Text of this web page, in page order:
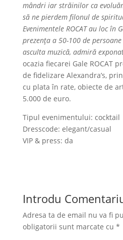
mândri iar străinilor ca
să ne pierdem filonul de
Evenimentele ROCAT au loc în
prezența a 50-100 de
asculta muzică, admiră
ocazia fiecarei Gale ROCAT
de fidelizare Alexandra’s,
cu plata în rate, obiecte de
5.000 de euro.
Tipul evenimentului: cocktail
Dresscode: elegant/casual
VIP & press: da
Introdu
Adresa ta de email nu va fi
obligatorii sunt marcate cu *